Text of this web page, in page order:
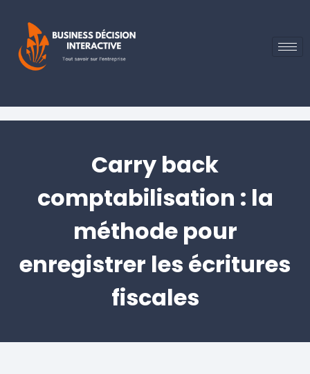
Carry back
comptabilisation : la
méthode pour
enregistrer les écritures
fiscales